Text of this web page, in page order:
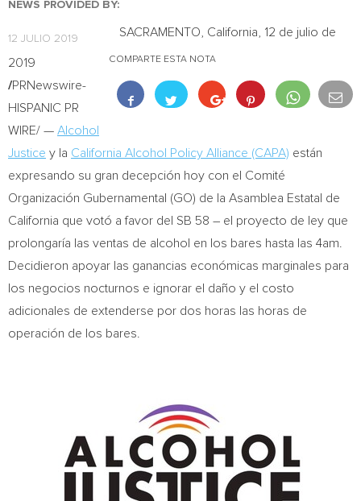
NEWS PROVIDED BY:
12 JULIO 2019
COMPARTE ESTA NOTA
SACRAMENTO, California , 12 de julio de
2019
/PRNewswire-
HISPANIC PR
WIRE/ — Alcohol
Justice y la California Alcohol Policy Alliance (CAPA) están
expresando su gran decepción hoy con el Comité
Organización Gubernamental (GO) de la Asamblea Estatal de
California que votó a favor del SB 58 – el proyecto de ley que
prolongaría las ventas de alcohol en los bares hasta las 4am
Decidieron apoyar las ganancias económicas marginales para
los negocios nocturnos e ignorar el daño y el costo
adicionales de extenderse por dos horas las horas de
operación de los bares.